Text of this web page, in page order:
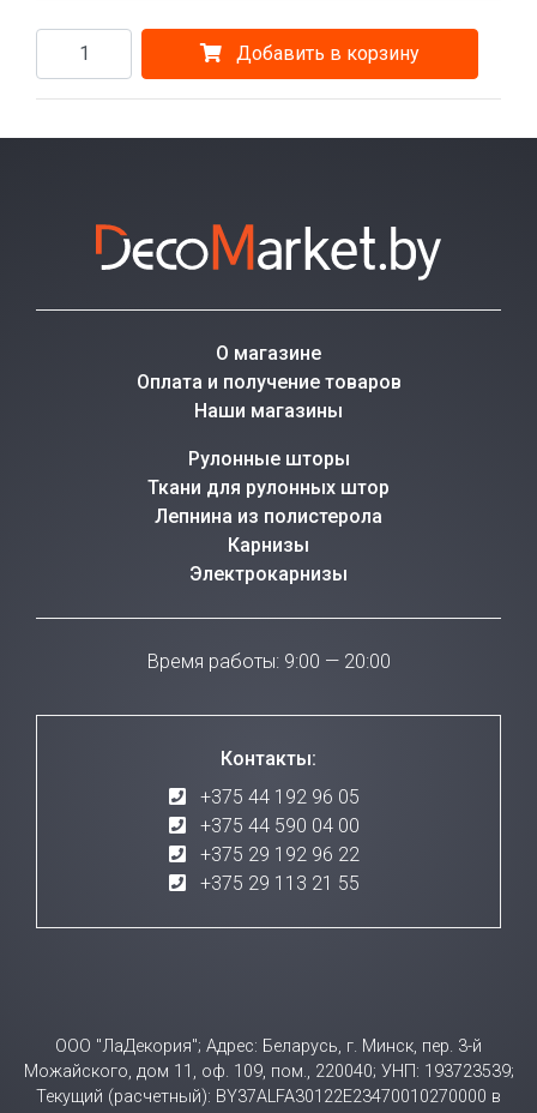
Добавить в корзину
О магазине
Оплата и получение товаров
Наши магазины
Рулонные шторы
Ткани для рулонных штор
Лепнина из полистерола
Карнизы
Электрокарнизы
Время работы: 9:00 — 20:00
Контакты:
+375 44 192 96 05
+375 44 590 04 00
+375 29 192 96 22
+375 29 113 21 55
ООО "ЛаДекория"; Адрес: Беларусь, г. Минск, пер. 3-й
Можайского, дом 11, оф. 109, пом., 220040; УНП: 193723539;
Текущий (расчетный): BY37ALFA30122E23470010270000 в